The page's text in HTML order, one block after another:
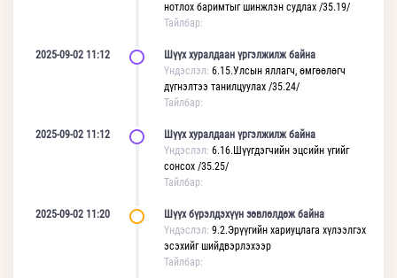
нотлох баримтыг шинжлэн судлах /35.19/
Тайлбар:
2025-09-02 11:12
Шүүх хуралдаан үргэлжилж байна
Үндэслэл: 6.15.Улсын яллагч, өмгөөлөгч
дүгнэлтээ танилцуулах /35.24/
Тайлбар:
2025-09-02 11:12
Шүүх хуралдаан үргэлжилж байна
Үндэслэл: 6.16.Шүүгдэгчийн эцсийн үгийг
сонсох /35.25/
Тайлбар:
2025-09-02 11:20
Шүүх бүрэлдэхүүн зөвлөлдөж байна
Үндэслэл: 9.2.Эрүүгийн хариуцлага хүлээлгэх
эсэхийг шийдвэрлэхээр
Тайлбар: